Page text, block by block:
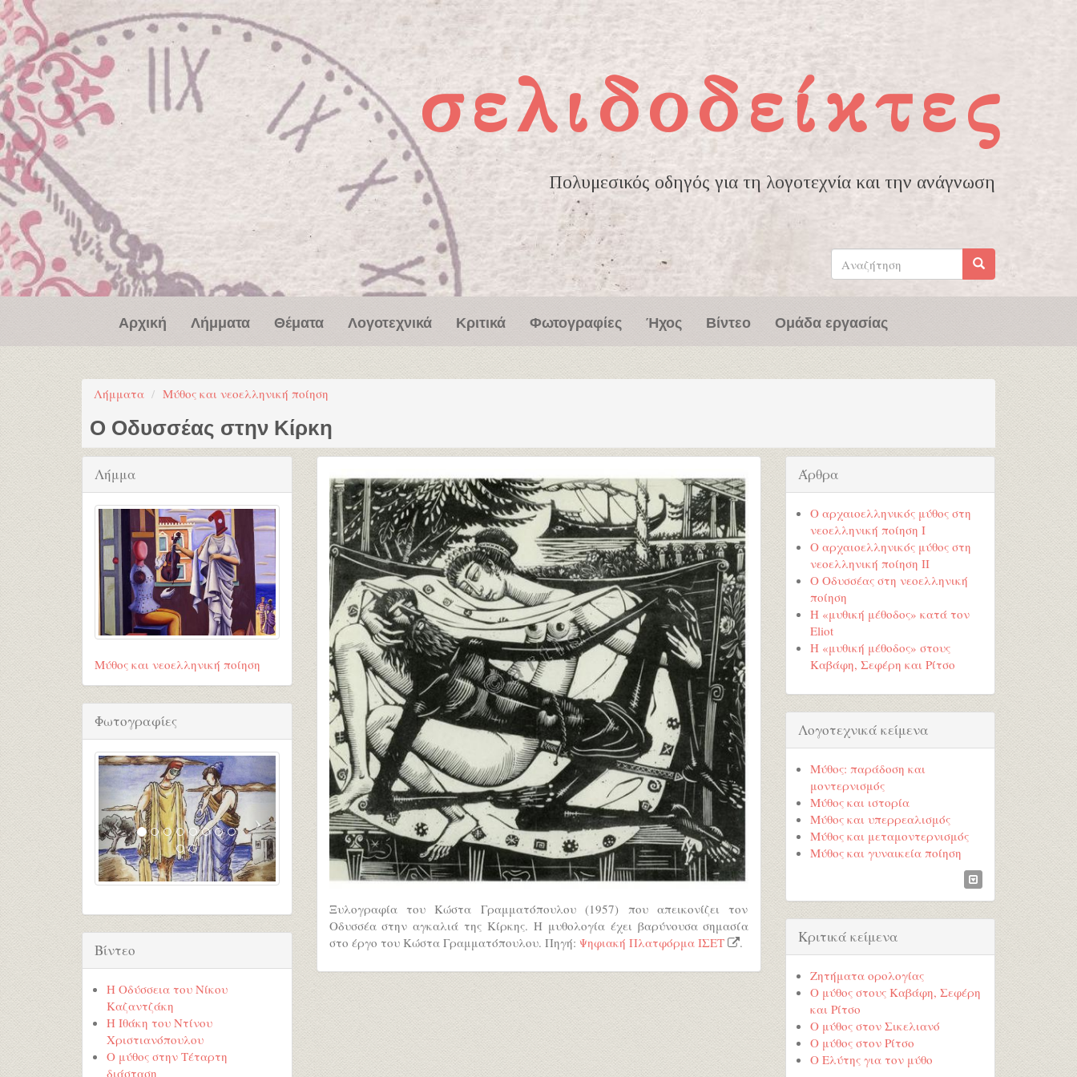
Παράκαμψη προς το κυρίως περιεχόμενο
σελιδοδείκτες
Πολυμεσικός οδηγός για τη λογοτεχνία και την ανάγνωση
Φόρμα
αναζήτησης
Αναζήτηση
Αρχική Λήμματα Θέματα Λογοτεχνικά Κριτικά Φωτογραφίες Ήχος Βίντεο Ομάδα εργασίας
Λήμματα Μύθος και νεοελληνική ποίηση
Ο Οδυσσέας στην Κίρκη
Ξυλογραφία του Κώστα Γραμματόπουλου (1957) που απεικονίζει τον
Οδυσσέα στην αγκαλιά της Κίρκης. Η μυθολογία έχει βαρύνουσα σημασία
στο έργο του Κώστα Γραμματόπουλου. Πηγή: Ψηφιακή Πλατφόρμα ΙΣΕΤ .
Λήμμα
Μύθος και νεοελληνική ποίηση
Φωτογραφίες
Βίντεο
Η Οδύσσεια του Νίκου
Καζαντζάκη
Η Ιθάκη του Ντίνου
Χριστιανόπουλου
Ο μύθος στην Τέταρτη
διάσταση
Άρθρα
Ο αρχαιοελληνικός μύθος στη
νεοελληνική ποίηση Ι
Ο αρχαιοελληνικός μύθος στη
νεοελληνική ποίηση ΙΙ
Ο Οδυσσέας στη νεοελληνική
ποίηση
Η «μυθική μέθοδος» κατά τον
Eliot
Η «μυθική μέθοδος» στους
Καβάφη, Σεφέρη και Ρίτσο
Λογοτεχνικά κείμενα
Μύθος: παράδοση και
μοντερνισμός
Μύθος και ιστορία
Μύθος και υπερρεαλισμός
Μύθος και μεταμοντερνισμός
Μύθος και γυναικεία ποίηση
Κριτικά κείμενα
Ζητήματα ορολογίας
Ο μύθος στους Καβάφη, Σεφέρη
και Ρίτσο
Ο μύθος στον Σικελιανό
Ο μύθος στον Ρίτσο
Ο Ελύτης για τον μύθο